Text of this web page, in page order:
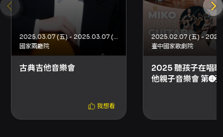
出示身心障礙手冊，陪同者須與身障者同時入
場）；65 歲以上年長者 5 折（入場請出示證
件）；兩廳院付費會員與免費會員（廳院青）享
9 折優惠。請注意各折扣可能需現場或購票時出
示證明文件。 - 購票方式：網路購票（信用卡、
Apple Pay、Google Pay、ATM 轉帳，需先加
入會員）、分銷點購買（現金、信用卡）、超商
每筆訂單最多可訂購 8 張票券，並需支付超商取
票手續費（每張票券另收 10 元超商取票手續
2025.03.07 (五) - 2025.03.07 (五)
國家兩廳院
古典吉他音樂會
我想看
臺中國家歌劇院
2025 聽孩子在唱歌
他親子音樂會 第➍彈